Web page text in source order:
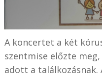
A koncertet a két
szentmise előzte
adott a találkozásnak.